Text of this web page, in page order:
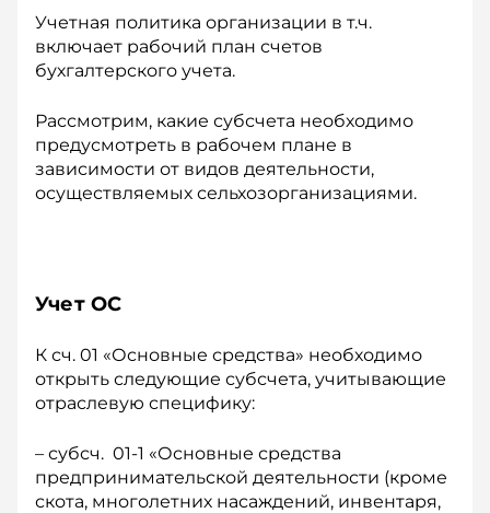
Учетная политика организации в т.ч.
включает рабочий план счетов
бухгалтерского учета.
Рассмотрим, какие субсчета необходимо
преду­смотреть в рабочем плане в
зависимости от видов деятельности,
осуществляемых сельхозорганизациями.
Учет ОС
К сч. 01 «Основные средства» необходимо
открыть следующие субсчета, учитывающие
отраслевую специфику:
– субсч. 01-1 «Основные средства
предпринимательской деятельности (кроме
скота, многолетних насаждений, инвентаря,